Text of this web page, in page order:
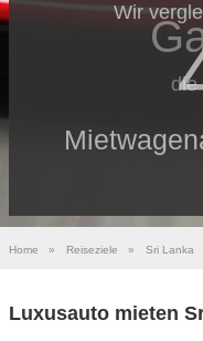
Wir
die
Home » Reiseziele » Sri Lanka
Luxusauto mieten